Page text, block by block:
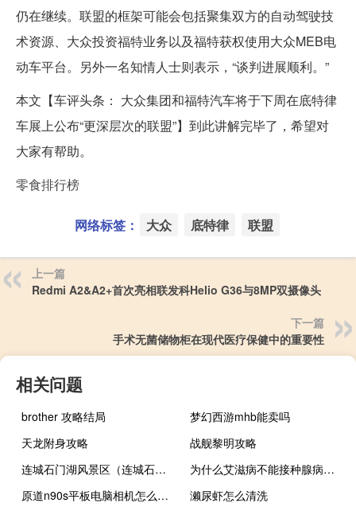
仍在继续。联盟的框架可能会包括聚集双方的自动驾驶技
术资源、大众投资福特业务以及福特获权使用大众MEB电
动车平台。另外一名知情人士则表示，“谈判进展顺利。”
本文【车评头条： 大众集团和福特汽车将于下周在底特律
车展上公布“更深层次的联盟”】到此讲解完毕了，希望对
大家有帮助。
零食排行榜
网络标签： 大众 底特律 联盟
上一篇
Redmi A2&A2+首次亮相联发科Helio G36与8MP双摄像头
下一篇
手术无菌储物柜在现代医疗保健中的重要性
相关问题
brother 攻略结局
梦幻西游mhb能卖吗
天龙附身攻略
战舰黎明攻略
连城石门湖风景区（连城石门湖）
为什么艾滋病不能接种腺病毒疫苗（为什么艾滋病不能治愈）
原道n90s平板电脑相机怎么设置（原道 n90）
濑尿虾怎么清洗